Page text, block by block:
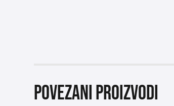
Povezani proizvodi